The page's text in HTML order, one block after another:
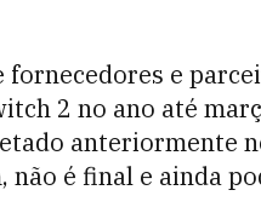
e
2 no ano até
anteriormente
não é final e ainda